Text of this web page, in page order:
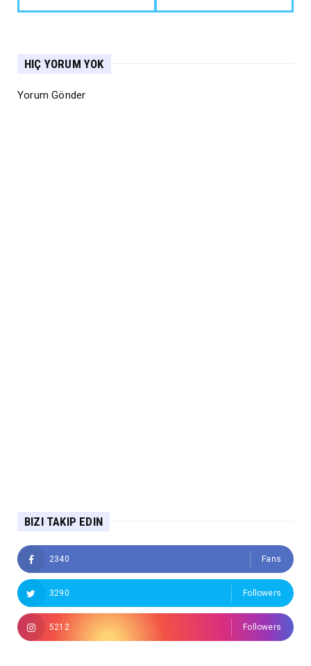
HIÇ YORUM YOK
Yorum Gönder
BIZI TAKIP EDIN
2340 Fans
3290 Followers
5212 Followers